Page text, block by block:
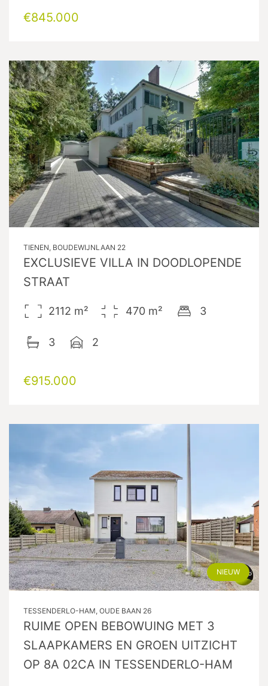
€845.000
TIENEN, BOUDEWIJNLAAN 22
EXCLUSIEVE VILLA IN DOODLOPENDE
STRAAT
2112 m² 470 m² 3
3 2
€915.000
NIEUW
TESSENDERLO-HAM, OUDE BAAN 26
RUIME OPEN BEBOWUING MET 3
SLAAPKAMERS EN GROEN UITZICHT
OP 8A 02CA IN TESSENDERLO-HAM